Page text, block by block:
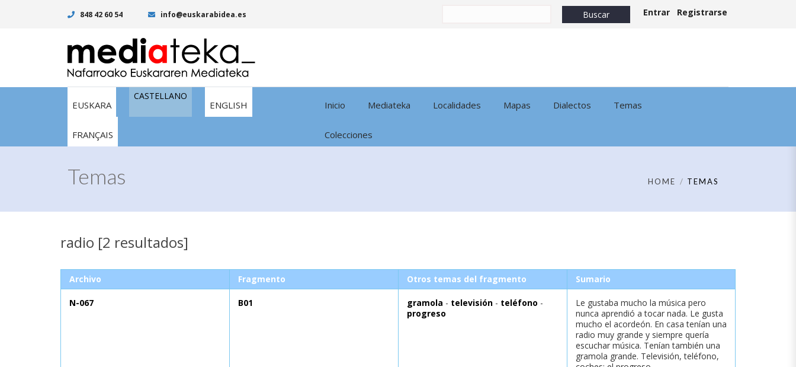
848 42 60 54 info@euskarabidea.es Entrar Registrarse
EUSKARA
CASTELLANO
ENGLISH
FRANÇAIS
Inicio Mediateka Localidades Mapas Dialectos Temas
Colecciones
Temas HOME TEMAS
radio [2 resultados]
Archivo Fragmento Otros temas del fragmento Sumario
N-067 B01 gramola - televisión - teléfono -
progreso
Le gustaba mucho la música pero
nunca aprendió a tocar nada. Le gusta
mucho el acordeón. En casa tenían una
radio muy grande y siempre quería
escuchar música. Tenían también una
gramola grande. Televisión, teléfono,